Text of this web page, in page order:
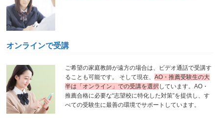
オンラインで受講
ご希望の家庭教師が遠方の場合は、ビデオ通話で受講す
ることも可能です。 そして現在、AO・推薦受験生の大
半は「オンライン」での受講を選択 しています。AO・
推薦合格に必要な“志望校に特化した対策”を提供し、す
べての受験生に最善の環境でサポートしています。